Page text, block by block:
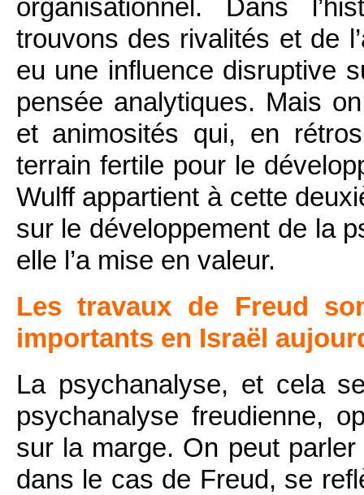
organisationnel. Dans
trouvons des rivalités et de
eu une influence disruptive
pensée analytiques. Mais
et animosités qui, en
terrain fertile pour le
Wulff appartient à cette
sur le développement de la
elle l’a mise en valeur.
Les travaux de Freud
importants en Israël
La psychanalyse, et cela
psychanalyse freudienne,
sur la marge. On peut
dans le cas de Freud, se